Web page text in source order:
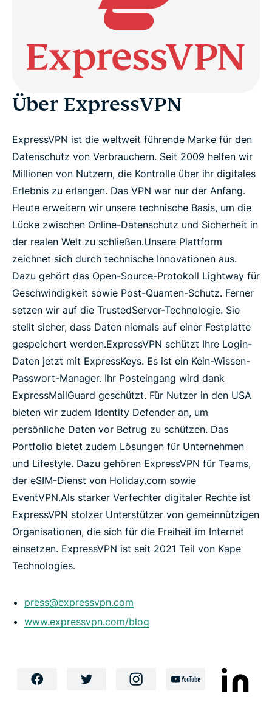
Pressemeldungen
Über ExpressVPN
ExpressVPN ist die weltweit führende Marke für den
Datenschutz von Verbrauchern. Seit 2009 helfen wir
Millionen von Nutzern, die Kontrolle über ihr digitales
Erlebnis zu erlangen. Das VPN war nur der Anfang.
Heute erweitern wir unsere technische Basis, um die
Lücke zwischen Online-Datenschutz und Sicherheit in
der realen Welt zu schließen.Unsere Plattform
zeichnet sich durch technische Innovationen aus.
Dazu gehört das Open-Source-Protokoll Lightway für
Geschwindigkeit sowie Post-Quanten-Schutz. Ferner
setzen wir auf die TrustedServer-Technologie. Sie
stellt sicher, dass Daten niemals auf einer Festplatte
gespeichert werden.ExpressVPN schützt Ihre Login-
Daten jetzt mit ExpressKeys. Es ist ein Kein-Wissen-
Passwort-Manager. Ihr Posteingang wird dank
ExpressMailGuard geschützt. Für Nutzer in den USA
bieten wir zudem Identity Defender an, um
persönliche Daten vor Betrug zu schützen. Das
Portfolio bietet zudem Lösungen für Unternehmen
und Lifestyle. Dazu gehören ExpressVPN für Teams,
der eSIM-Dienst von Holiday.com sowie
EventVPN.Als starker Verfechter digitaler Rechte ist
ExpressVPN stolzer Unterstützer von gemeinnützigen
Organisationen, die sich für die Freiheit im Internet
einsetzen. ExpressVPN ist seit 2021 Teil von Kape
Technologies.
press@expressvpn.com
www.expressvpn.com/blog